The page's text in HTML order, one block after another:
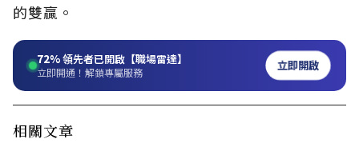
的雙贏。
72%領先者已開啟【職場雷達】
立即開通！解鎖專屬服務 立即開啟
相關文章